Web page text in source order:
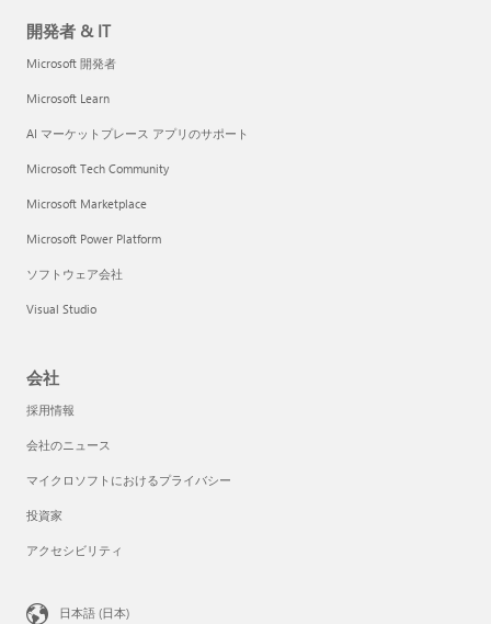
開発者 & IT
Microsoft 開発者
Microsoft Learn
AI マーケットプレース アプリのサポート
Microsoft Tech Community
Microsoft Marketplace
Microsoft Power Platform
ソフトウェア会社
Visual Studio
会社
採用情報
会社のニュース
マイクロソフトにおけるプライバシー
投資家
アクセシビリティ
日本語 (日本)